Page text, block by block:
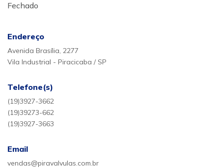
Fechado
Endereço
Avenida Brasília, 2277
Vila Industrial - Piracicaba / SP
Telefone(s)
(19)3927-3662
(19)39273-662
(19)3927-3663
Email
vendas@piravalvulas.com.br